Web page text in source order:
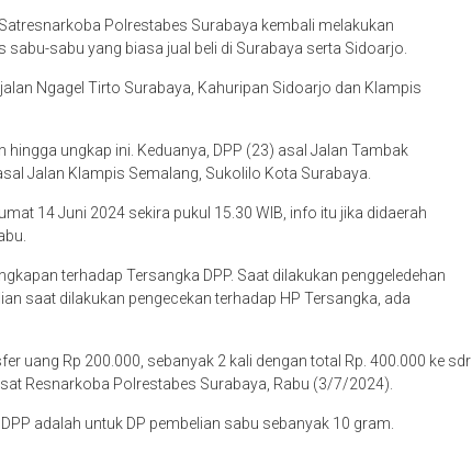
Polrestabes Surabaya kembali melakukan
sabu-sabu yang biasa jual beli di Surabaya serta Sidoarjo.
Ngagel Tirto Surabaya, Kahuripan Sidoarjo dan Klampis
ungkap ini. Keduanya, DPP (23) asal Jalan Tambak
Jalan Klampis Semalang, Sukolilo Kota Surabaya.
14 Juni 2024 sekira pukul 15.30 WIB, info itu jika didaerah
terhadap Tersangka DPP. Saat dilakukan penggeledehan
saat dilakukan pengecekan terhadap HP Tersangka, ada
uang Rp 200.000, sebanyak 2 kali dengan total Rp. 400.000 ke sdr
Resnarkoba Polrestabes Surabaya, Rabu (3/7/2024).
adalah untuk DP pembelian sabu sebanyak 10 gram.